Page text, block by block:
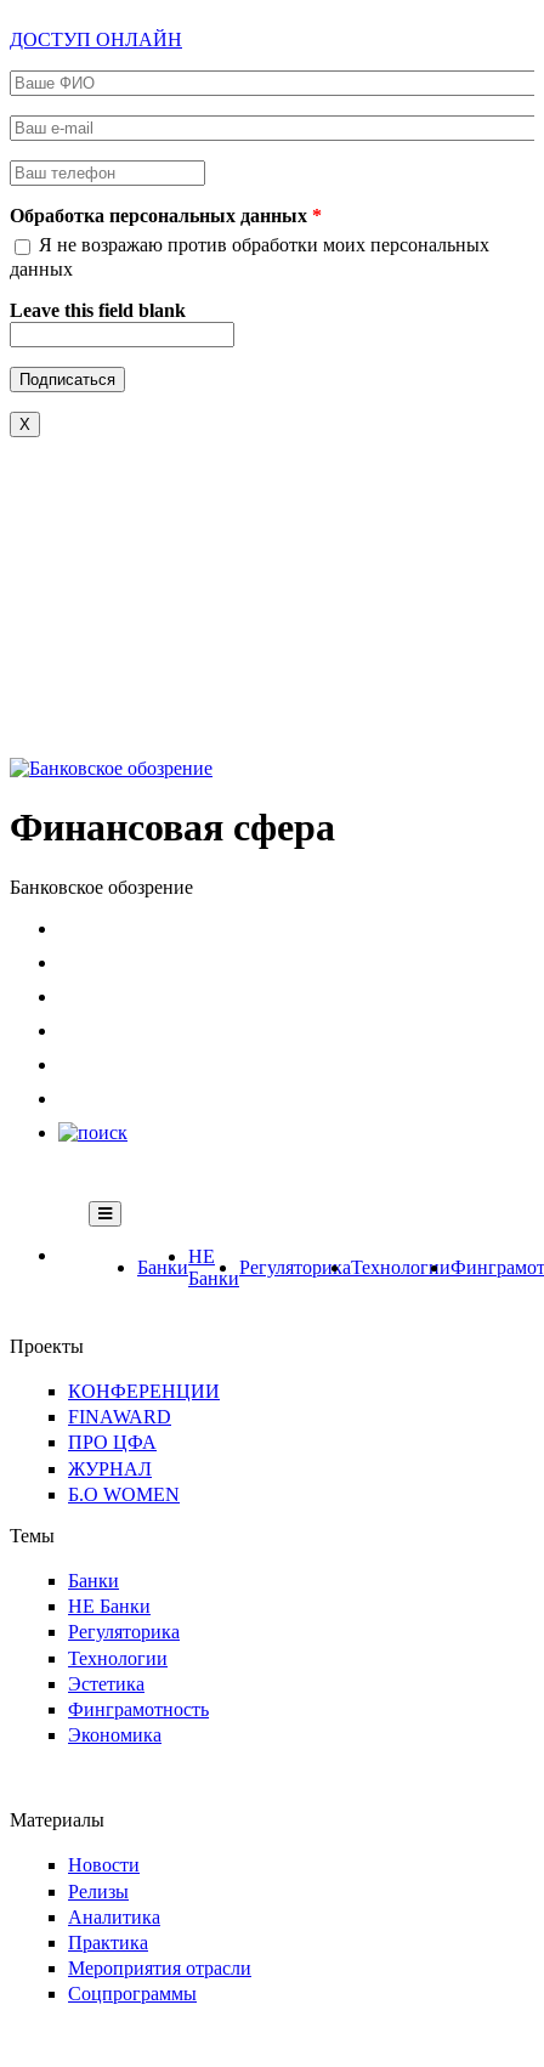
ДОСТУП ОНЛАЙН
Ваше ФИО
Ваш e-mail
Ваш телефон
Обработка персональных данных *
Я не возражаю против обработки моих персональных
данных
Leave this field blank
X
Финансовая сфера
Банковское обозрение
Банки
НЕ
Банки
РегуляторикаТехнологии
Проекты
КОНФЕРЕНЦИИ
FINAWARD
ПРО ЦФА
ЖУРНАЛ
Б.О WOMEN
Темы
Банки
НЕ Банки
Регуляторика
Технологии
Эстетика
Финграмотность
Экономика
Материалы
Новости
Релизы
Аналитика
Практика
Мероприятия отрасли
Соцпрограммы